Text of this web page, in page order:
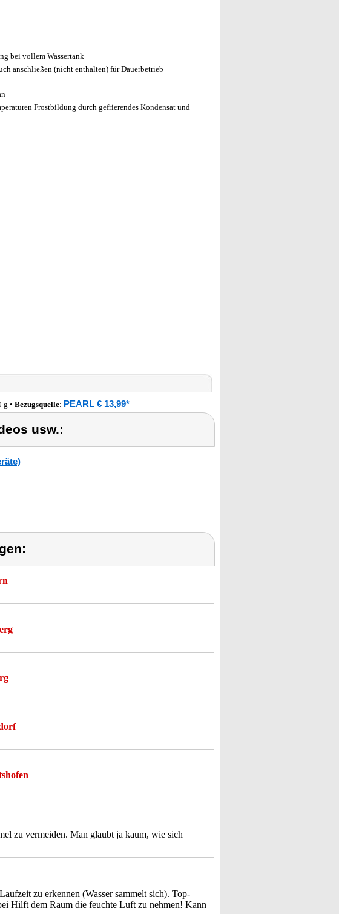
bei vollem Wassertank
anschließen (nicht enthalten) für Dauerbetrieb
Frostbildung durch gefrierendes Kondensat und
g • Bezugsquelle: PEARL € 13,99*
usw.:
zu vermeiden. Man glaubt ja kaum, wie sich
zu erkennen (Wasser sammelt sich). Top-
Hilft dem Raum die feuchte Luft zu nehmen! Kann